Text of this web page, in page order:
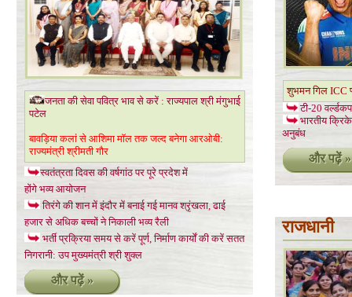
जनता की सेवा पवित्र भाव से करें : राज्यपाल श्री मंगुभाई
पटेल
बावड़िया कलां से आशिमा मॉल तक जल्द बनेगा आरओबी:
राज्यमंत्री श्रीमती गौर
स्वतंत्रता दिवस की वर्षगांठ पर पूरे प्रदेश में
होंगे भव्य आयोजन
तिरंगे की शान में इंदौर में बनाई गई मानव श्रृंखला, ढाई
हजार से अधिक बच्चों ने निकाली भव्य रैली
भर्ती प्रक्रिया समय से करें पूर्ण, निर्माण कार्यों की करें सतत
निगरानी: उप मुख्यमंत्री श्री शुक्ल
और पढ़ें »
शुभमन गिल
टी-20
भारतीय
अनुबंध
और पढ़ें »
राजधानी